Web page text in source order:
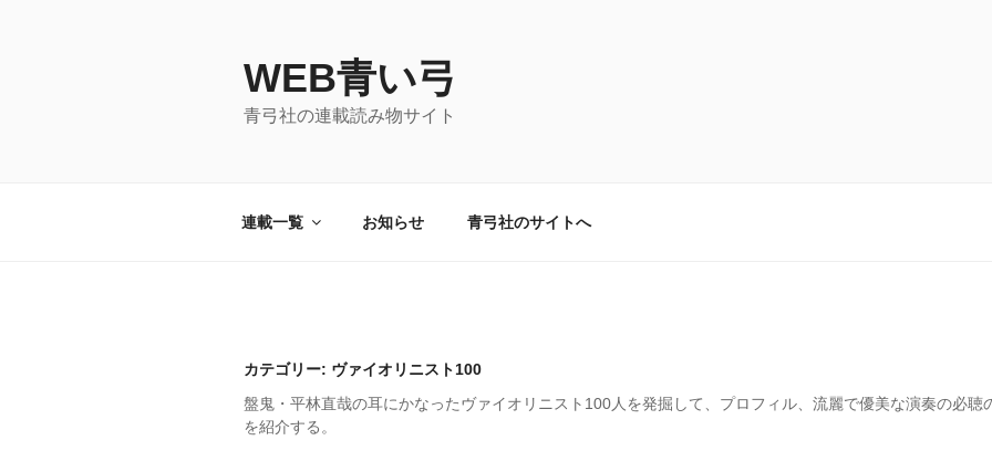
WEB青い弓
青弓社の連載読み物サイト
連載一覧 お知らせ 青弓社のサイトへ
カテゴリー: ヴァイオリニスト100
盤鬼・平林直哉の耳にかなったヴァイオリニスト100人を発掘して、プロフィル、流麗で優美な演奏の必聴
を紹介する。